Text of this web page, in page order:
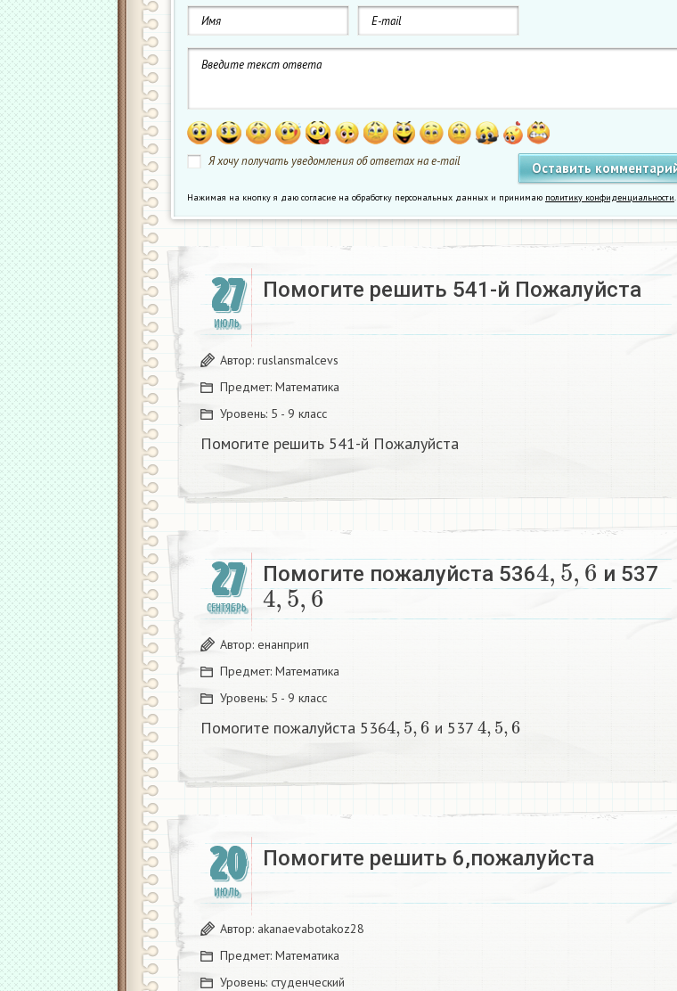
Я хочу получать уведомления об ответах на e-mail
Нажимая на кнопку я даю согласие на обработку персональных данных и принимаю политику конфиденциальности.
27
ИЮЛЬ
Помогите решить 541-й Пожалуйста
Автор: ruslansmalcevs
Предмет: Математика
Уровень: 5 - 9 класс
Помогите решить 541-й Пожалуйста
27
СЕНТЯБРЬ
Помогите пожалуйста 536
4 5,6
и 537
4,5,6
Автор: енанприп
Предмет: Математика
Уровень: 5 - 9 класс
Помогите пожалуйста 536
4 5, 6
и 537
4 5, 6
20
ИЮЛЬ
Помогите решить 6,пожалуйста
Автор: akanaevabotakoz28
Предмет: Математика
Уровень: студенческий